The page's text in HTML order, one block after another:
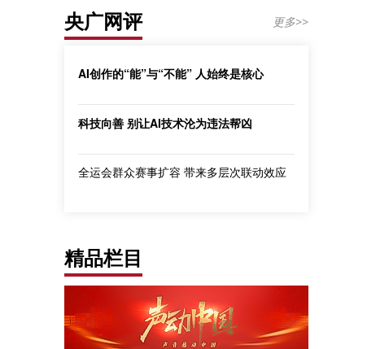
央广网评 更多>>
AI创作的“能”与“不能” 人始终是核心
科技向善 别让AI技术沦为违法帮凶
全运会群众赛事扩容 带来多层次联动效应
精品栏目